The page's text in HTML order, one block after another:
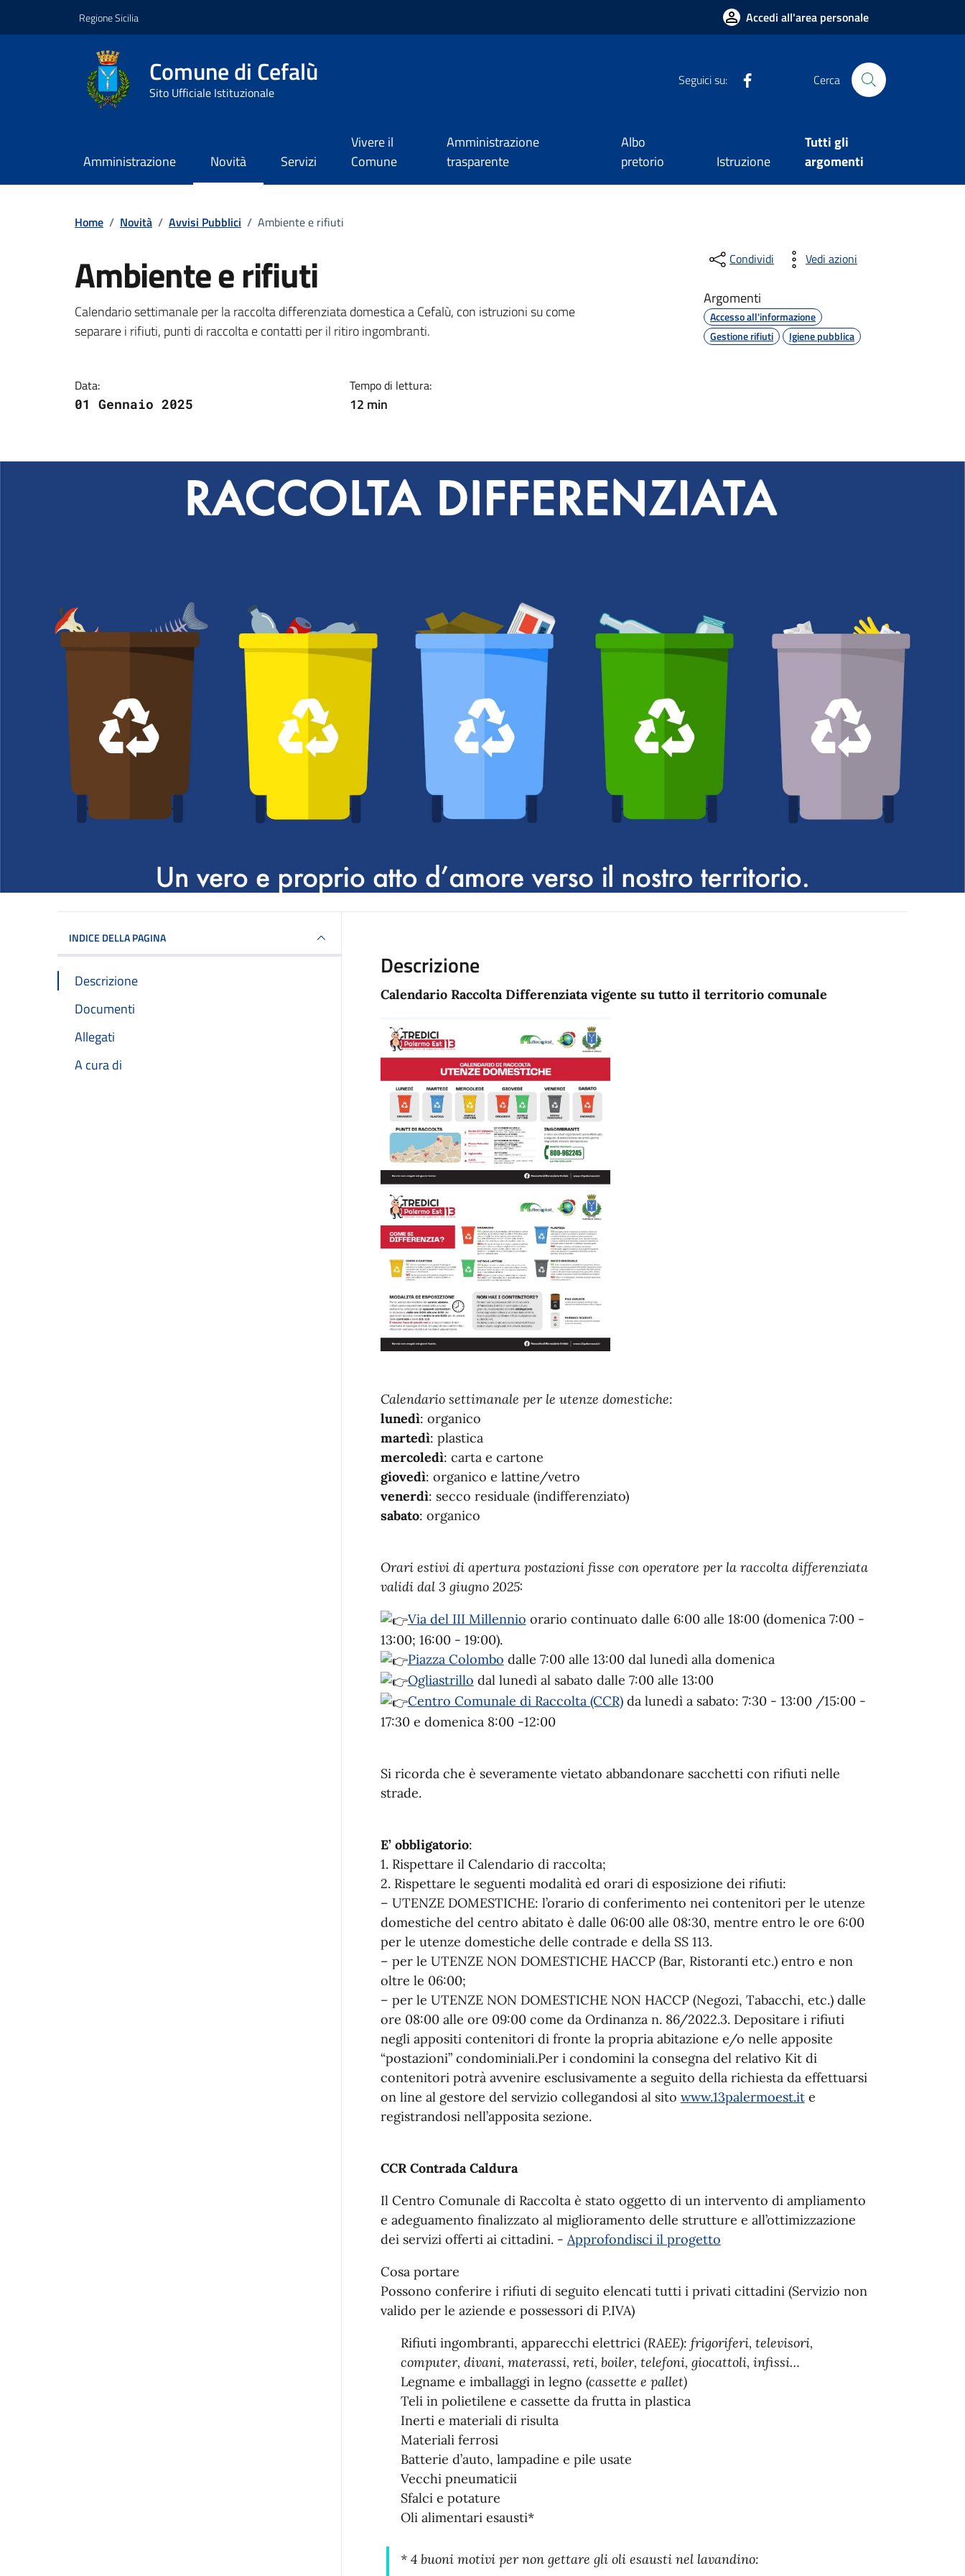
Regione Sicilia Accedi all'area personale
Comune di Cefalù
Sito Ufficiale Istituzionale
Seguici su: Cerca
Amministrazione Novità Servizi
Vivere il
Comune
Amministrazione
trasparente
Albo
pretorio
Istruzione
Tutti gli
argomenti
Home / Novità / Avvisi Pubblici / Ambiente e rifiuti
Ambiente e rifiuti
Dettagli della notizia
Calendario settimanale per la raccolta differenziata domestica a Cefalù, con istruzioni su come
separare i rifiuti, punti di raccolta e contatti per il ritiro ingombranti.
Data:
01 Gennaio 2025
Tempo di lettura:
12 min
Condividi Vedi azioni
Argomenti
Accesso all'informazione
Gestione rifiuti
Igiene pubblica
INDICE DELLA PAGINA
Descrizione
Documenti
Allegati
A cura di
Descrizione
Calendario Raccolta Differenziata vigente su tutto il territorio comunale
Calendario settimanale per le utenze domestiche:
lunedì: organico
martedì: plastica
mercoledì: carta e cartone
giovedì: organico e lattine/vetro
venerdì: secco residuale (indifferenziato)
sabato: organico
Orari estivi di apertura postazioni fisse con operatore per la raccolta differenziata
validi dal 3 giugno 2025:
Via del III Millennio orario continuato dalle 6:00 alle 18:00 (domenica 7:00 -
13:00; 16:00 - 19:00).
Piazza Colombo dalle 7:00 alle 13:00 dal lunedì alla domenica
Ogliastrillo dal lunedì al sabato dalle 7:00 alle 13:00
Centro Comunale di Raccolta (CCR) da lunedì a sabato: 7:30 - 13:00 /15:00 -
17:30 e domenica 8:00 -12:00
Si ricorda che è severamente vietato abbandonare sacchetti con rifiuti nelle
strade.
E’ obbligatorio:
1. Rispettare il Calendario di raccolta;
2. Rispettare le seguenti modalità ed orari di esposizione dei rifiuti:
– UTENZE DOMESTICHE: l’orario di conferimento nei contenitori per le utenze
domestiche del centro abitato è dalle 06:00 alle 08:30, mentre entro le ore 6:00
per le utenze domestiche delle contrade e della SS 113.
– per le UTENZE NON DOMESTICHE HACCP (Bar, Ristoranti etc.) entro e non
oltre le 06:00;
– per le UTENZE NON DOMESTICHE NON HACCP (Negozi, Tabacchi, etc.) dalle
ore 08:00 alle ore 09:00 come da Ordinanza n. 86/2022.3. Depositare i rifiuti
negli appositi contenitori di fronte la propria abitazione e/o nelle apposite
“postazioni” condominiali.Per i condomini la consegna del relativo Kit di
contenitori potrà avvenire esclusivamente a seguito della richiesta da effettuarsi
on line al gestore del servizio collegandosi al sito www.13palermoest.ite
registrandosi nell’apposita sezione.
CCR Contrada Caldura
Il Centro Comunale di Raccolta è stato oggetto di un intervento di ampliamento
e adeguamento finalizzato al miglioramento delle strutture e all’ottimizzazione
dei servizi offerti ai cittadini. - Approfondisci il progetto
Cosa portare
Possono conferire i rifiuti di seguito elencati tutti i privati cittadini (Servizio non
valido per le aziende e possessori di P.IVA)
Rifiuti ingombranti, apparecchi elettrici (RAEE): frigoriferi, televisori,
computer, divani, materassi, reti, boiler, telefoni, giocattoli, infissi…
Legname e imballaggi in legno (cassette e pallet)
Teli in polietilene e cassette da frutta in plastica
Inerti e materiali di risulta
Materiali ferrosi
Batterie d’auto, lampadine e pile usate
Vecchi pneumaticii
Sfalci e potature
Oli alimentari esausti*
* 4 buoni motivi per non gettare gli oli esausti nel lavandino: